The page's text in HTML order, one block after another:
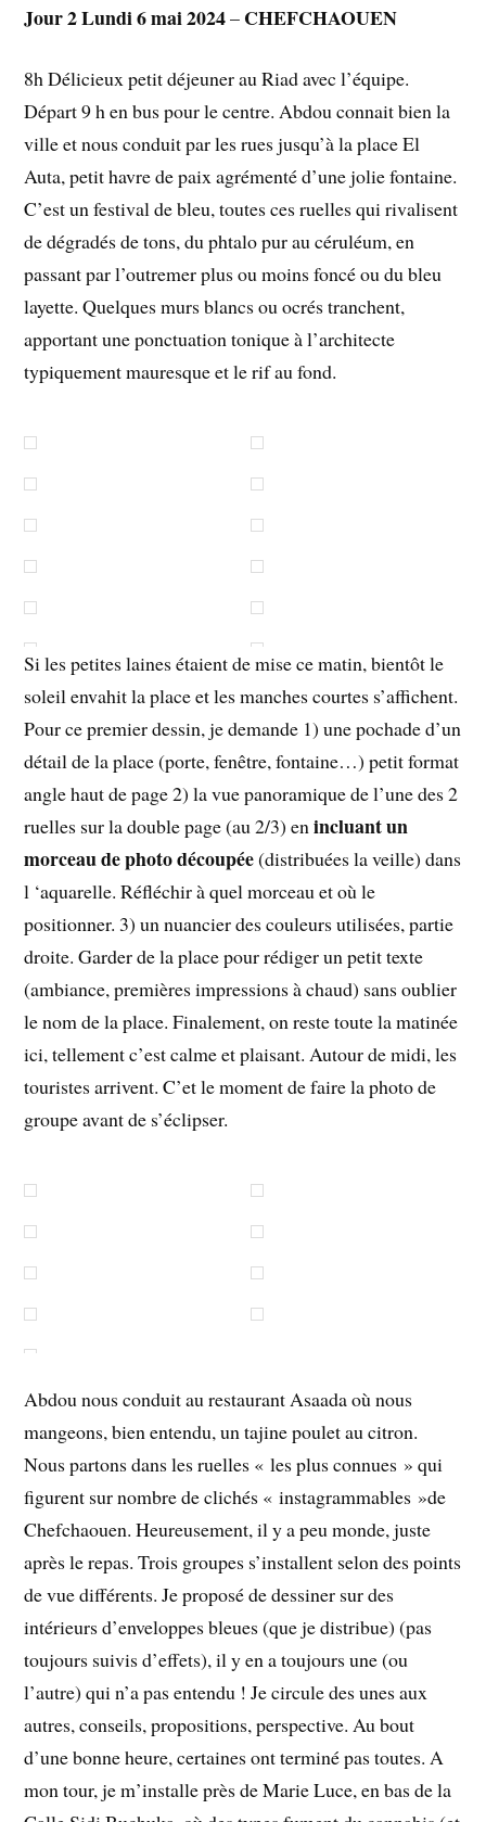
Jour 2 Lundi 6 mai 2024– CHEFCHAOUEN
8h Délicieux petit déjeuner au Riad avec l’équipe.
Départ 9 h en bus pour le centre. Abdou connait bien la
ville et nous conduit par les rues jusqu’à la place El
Auta, petit havre de paix agrémenté d’une jolie fontaine.
C’est un festival de bleu, toutes ces ruelles qui rivalisent
de dégradés de tons, du phtalo pur au céruléum, en
passant par l’outremer plus ou moins foncé ou du bleu
layette. Quelques murs blancs ou ocrés tranchent,
apportant une ponctuation tonique à l’architecte
typiquement mauresque et le rif au fond.
Si les petites laines étaient de mise ce matin, bientôt le
soleil envahit la place et les manches courtes s’affichent.
Pour ce premier dessin, je demande 1) une pochade d’un
détail de la place (porte, fenêtre, fontaine…) petit format
angle haut de page 2) la vue panoramique de l’une des 2
ruelles sur la double page (au 2/3) enincluant un
morceau de photo découpée(distribuées la veille) dans
l ‘aquarelle. Réfléchir à quel morceau et où le
positionner. 3) un nuancier des couleurs utilisées, partie
droite. Garder de la place pour rédiger un petit texte
(ambiance, premières impressions à chaud) sans oublier
le nom de la place. Finalement, on reste toute la matinée
ici, tellement c’est calme et plaisant. Autour de midi, les
touristes arrivent. C’et le moment de faire la photo de
groupe avant de s’éclipser.
Abdou nous conduit au restaurant Asaada où nous
mangeons, bien entendu, un tajine poulet au citron.
Nous partons dans les ruelles « les plus connues » qui
figurent sur nombre de clichés « instagrammables »de
Chefchaouen. Heureusement, il y a peu monde, juste
après le repas. Trois groupes s’installent selon des points
de vue différents. Je proposé de dessiner sur des
intérieurs d’enveloppes bleues (que je distribue) (pas
toujours suivis d’effets), il y en a toujours une (ou
l’autre) qui n’a pas entendu ! Je circule des unes aux
autres, conseils, propositions, perspective. Au bout
d’une bonne heure, certaines ont terminé pas toutes. A
mon tour, je m’installe près de Marie Luce, en bas de la